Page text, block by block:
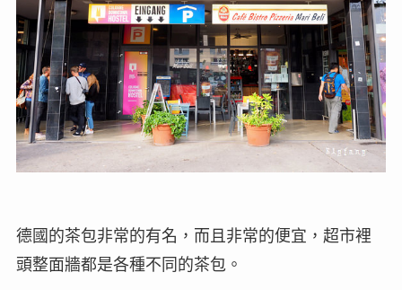
德國的茶包非常的有名，而且非常的便宜，超市裡
頭整面牆都是各種不同的茶包。